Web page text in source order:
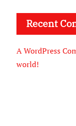
Recent
A WordPress
world!